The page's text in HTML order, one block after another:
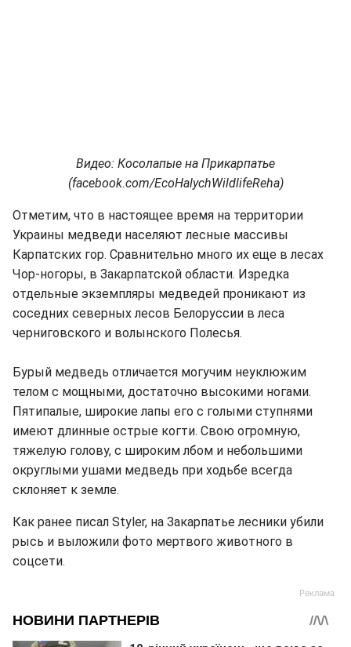
Видео: Косолапые на Прикарпатье
(facebook.com/EcoHalychWildlifeReha)
Отметим, что в настоящее время на территории
Украины медведи населяют лесные массивы
Карпатских гор. Сравнительно много их еще в лесах
Чор-ногоры, в Закарпатской области. Изредка
отдельные экземпляры медведей проникают из
соседних северных лесов Белоруссии в леса
черниговского и волынского Полесья.
Бурый медведь отличается могучим неуклюжим
телом с мощными, достаточно высокими ногами.
Пятипалые, широкие лапы его с голыми ступнями
имеют длинные острые когти. Свою огромную,
тяжелую голову, с широким лбом и небольшими
округлыми ушами медведь при ходьбе всегда
склоняет к земле.
Как ранее писал Styler, на Закарпатье лесники убили
рысь и выложили фото мертвого животного в
соцсети.